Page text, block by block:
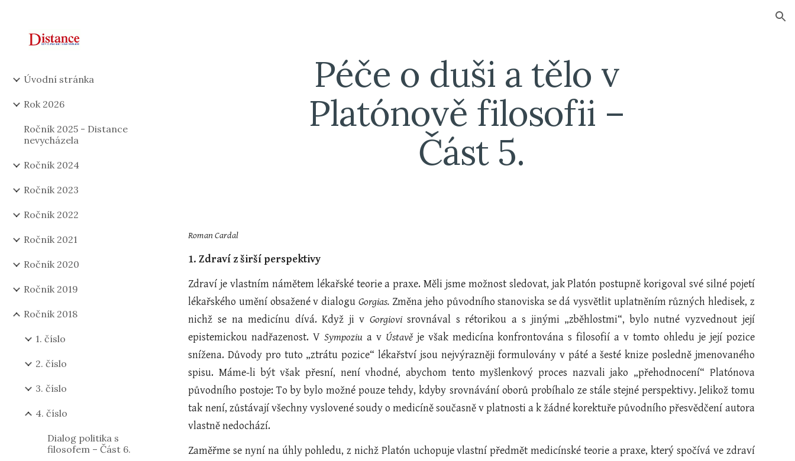
Úvodní stránka
Rok 2026
Ročník 2025 - Distance
nevycházela
Ročník 2024
Ročník 2023
Ročník 2022
Ročník 2021
Ročník 2020
Ročník 2019
Ročník 2018
1. číslo
2. číslo
3. číslo
4. číslo
Dialog politika s
filosofem – Část 6.
Péče o duši a tělo v
Platónově filosofii –
Část 5.
Roman Cardal
1. Zdraví z širší perspektivy
Zdraví je vlastním námětem lékařské teorie a praxe. Měli jsme možnost sledovat, jak Platón postupně korigoval své silné pojetí
lékařského umění obsažené v dialogu Gorgias. Změna jeho původního stanoviska se dá vysvětlit uplatněním různých hledisek, z
nichž se na medicínu dívá. Když ji v Gorgiovisrovnával s rétorikou a s jinými „zběhlostmi“, bylo nutné vyzvednout její
epistemickou nadřazenost. VSympoziua v Ústavěje však medicína konfrontována s filosofií a v tomto ohledu je její pozice
snížena. Důvody pro tuto „ztrátu pozice“ lékařství jsou nejvýrazněji formulovány v páté a šesté knize posledně jmenovaného
spisu. Máme-li být však přesní, není vhodné, abychom tento myšlenkový proces nazvali jako „přehodnocení“ Platónova
původního postoje: To by bylo možné pouze tehdy, kdyby srovnávání oborů probíhalo ze stále stejné perspektivy. Jelikož tomu
tak není, zůstávají všechny vyslovené soudy o medicíně současně v platnosti a k žádné korektuře původního přesvědčení autora
vlastně nedochází.
Zaměřme se nyní na úhly pohledu, z nichž Platón uchopuje vlastní předmět medicínské teorie a praxe, který spočívá ve zdraví